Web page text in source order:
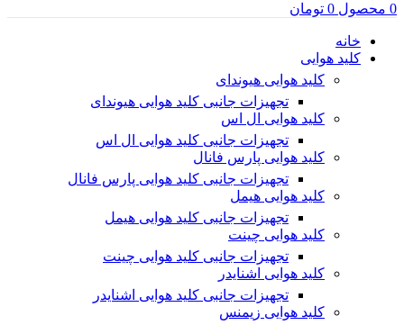
0 محصول 0 تومان
خانه
کلید هوایی
کلید هوایی هیوندای
تجهیزات جانبی کلید هوایی هیوندای
کلید هوایی ال اس
تجهیزات جانبی کلید هوایی ال اس
کلید هوایی پارس فانال
تجهیزات جانبی کلید هوایی پارس فانال
کلید هوایی هیمل
تجهیزات جانبی کلید هوایی هیمل
کلید هوایی چینت
تجهیزات جانبی کلید هوایی چینت
کلید هوایی اشنایدر
تجهیزات جانبی کلید هوایی اشنایدر
کلید هوایی زیمنس